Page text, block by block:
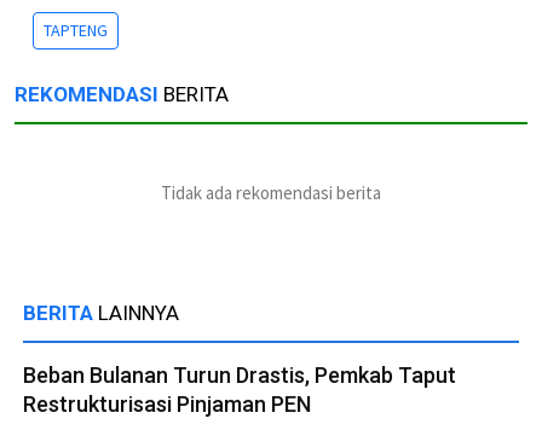
TAPTENG
REKOMENDASI BERITA
Tidak ada rekomendasi berita
BERITA LAINNYA
Beban Bulanan Turun Drastis, Pemkab Taput
Restrukturisasi Pinjaman PEN